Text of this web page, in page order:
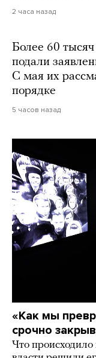
2 часа назад
Более 60
подали
С мая их
порядке
5 часов назад
«Как мы
срочно
Что